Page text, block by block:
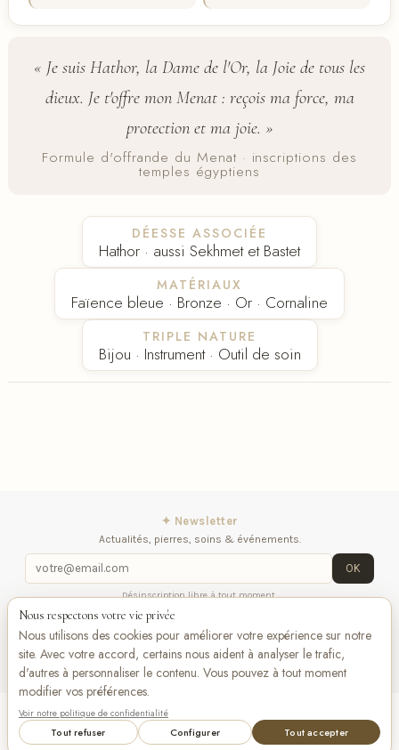
« Je suis Hathor, la Dame de l'Or, la Joie de tous les
dieux. Je t'offre mon Menat : reçois ma force, ma
protection et ma joie. »
Formule d'offrande du Menat · inscriptions des
temples égyptiens
DÉESSE ASSOCIÉE
Hathor · aussi Sekhmet et Bastet
MATÉRIAUX
Faïence bleue · Bronze · Or · Cornaline
TRIPLE NATURE
Bijou · Instrument · Outil de soin
Add to cart
✦ Newsletter
Actualités, pierres, soins & événements.
OK
Désinscription libre à tout moment.
iqitlinksmanager module
nous
VISA
maestro Bancontact
Pay
Nous respectons votre vie privée
Nous utilisons des cookies pour améliorer votre expérience sur notre
site. Avec votre accord, certains nous aident à analyser le trafic,
d'autres à personnaliser le contenu. Vous pouvez à tout moment
modifier vos préférences.
Voir notre politique de confidentialité
Tout refuser Configurer Tout accepter